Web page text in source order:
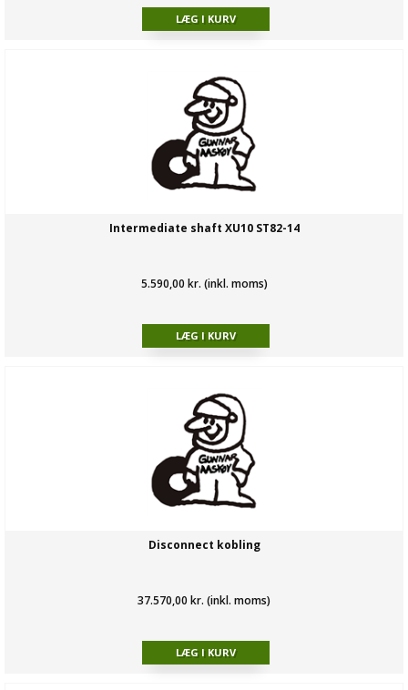
Intermediate shaft XU10 ST82-14
5.590,00 kr. (inkl. moms)
Disconnect kobling
37.570,00 kr. (inkl. moms)